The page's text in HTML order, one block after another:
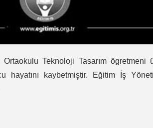
Teknoloji Tasarım ögretmeni
hayatını kaybetmiştir. Eğitim İş